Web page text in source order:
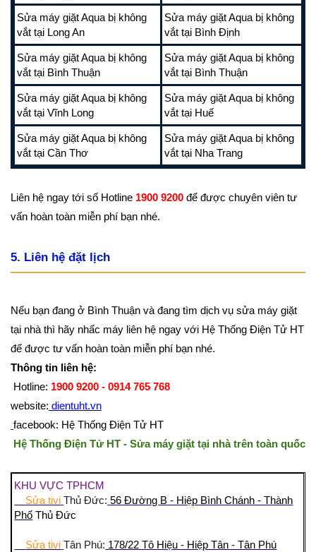
Sửa máy giặt Aqua bị không
vắt tại Long An
Sửa máy giặt Aqua bị không
vắt tại Bình Định
Sửa máy giặt Aqua bị không
vắt tại Bình Thuận
Sửa máy giặt Aqua bị không
vắt tại Bình Thuận
Sửa máy giặt Aqua bị không
vắt tại Vĩnh Long
Sửa máy giặt Aqua bị không
vắt tại Huế
Sửa máy giặt Aqua bị không
vắt tại Cần Thơ
Sửa máy giặt Aqua bị không
vắt tại Nha Trang
Liên hệ ngay tới số Hotline 1900 9200 để được chuyên viên tư
vấn hoàn toàn miễn phí bạn nhé.
5. Liên hệ đặt lịch
Nếu bạn đang ở Bình Thuận và đang tìm dịch vụ sửa máy giặt
tại nhà thì hãy nhấc máy liên hệ ngay với Hệ Thống Điện Tử HT
để được tư vấn hoàn toàn miễn phí bạn nhé.
Thông tin liên hệ:
Hotline: 1900 9200 - 0914 765 768
website: dientuht.vn
facebook: Hệ Thống Điện Tử HT
Hệ Thống Điện Tử HT - Sửa máy giặt tại nhà trên toàn quốc
KHU VỰC TPHCM
Sửa tivi Thủ Đức: 56 Đường B - Hiệp Bình Chánh - Thành
Phố Thủ Đức
Sửa tivi Tân Phú: 178/22 Tô Hiệu - Hiệp Tân - Tân Phú